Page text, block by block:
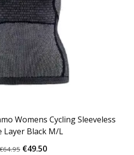
Womens Cycling Sleeveless
Layer Black M/L
€64.95 Oorspronkelijke
€49.50Huidige